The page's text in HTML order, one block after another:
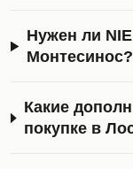
Нужен ли
Монтесинос?
Какие
покупке в